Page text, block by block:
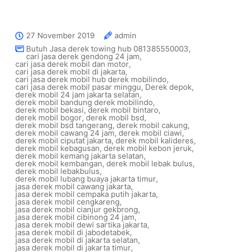
27 November 2019
admin
Butuh Jasa derek towing hub 081385550003,
cari jasa derek gendong 24 jam,
cari jasa derek mobil dan motor,
cari jasa derek mobil di jakarta,
cari jasa derek mobil hub derek mobilindo,
cari jasa derek mobil pasar minggu, Derek depok,
derek mobil 24 jam jakarta selatan,
derek mobil bandung derek mobilindo,
derek mobil bekasi, derek mobil bintaro,
derek mobil bogor,derek mobil bsd,
derek mobil bsd tangerang, derek mobil cakung,
derek mobil cawang 24 jam, derek mobil ciawi,
derek mobil ciputat jakarta,derek mobil kalideres,
derek mobil kebagusan, derek mobil kebon jeruk,
derek mobil kemang jakarta selatan,
derek mobil kembangan, derek mobil lebak bulus,
derek mobil lebakbulus,
derek mobil lubang buaya jakarta timur,
jasa derek mobil cawang jakarta,
jasa derek mobil cempaka putih jakarta,
jasa derek mobil cengkareng,
jasa derek mobil cianjur gekbrong,
jasa derek mobil cibinong 24 jam,
jasa derek mobil dewi sartika jakarta,
jasa derek mobil di jabodetabek,
jasa derek mobil di jakarta selatan,
jasa derek mobil di jakarta timur,